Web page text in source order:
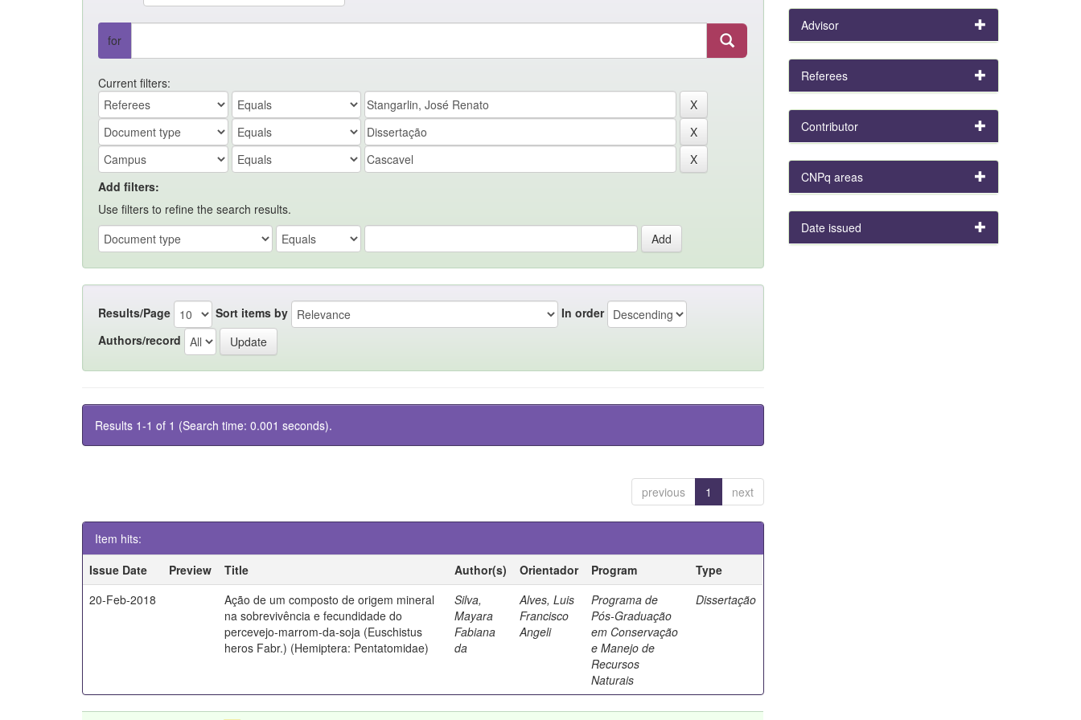
for
Current filters:
Add filters:
Use filters to refine the search results.
Results/Page Sort items by
In order
Authors/record
Results 1-1 of 1 (Search time: 0.001 seconds).
previous 1 next
Item hits:
Issue Date
Preview Title Author(s) Orientador Program
Type
20-Feb-2018
Ação de um composto de origem mineral
na sobrevivência e fecundidade do
percevejo-marrom-da-soja (Euschistus
heros Fabr.) (Hemiptera: Pentatomidae)
Silva,
Mayara
Fabiana
da
Alves, Luis
Francisco
Angeli
Programa de
Pós-Graduação
em Conservação
e Manejo de
Recursos
Naturais
Dissertação
Advisor
Referees
Contributor
CNPq areas
Date issued